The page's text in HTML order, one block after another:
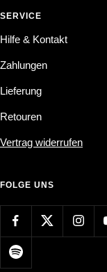
SERVICE
Hilfe & Kontakt
Zahlungen
Lieferung
Retouren
Vertrag widerrufen
FOLGE UNS